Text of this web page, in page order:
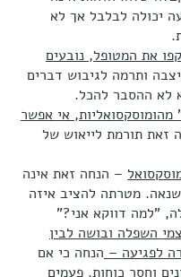
יכולה לבלבל אך לא
את המטופל, נובעים
ותרמה לגיבוש דברים
לא ההסבר להכל.
אי אפשר
זאת תורמת לייאוש של
– הנחה זאת אינה
מטרתה להציב איזה
"למה דווקא אני?"
השפלה ובושה לבין
לפגיעה – הנחה כי אם
וחסר כוחות. פעמים